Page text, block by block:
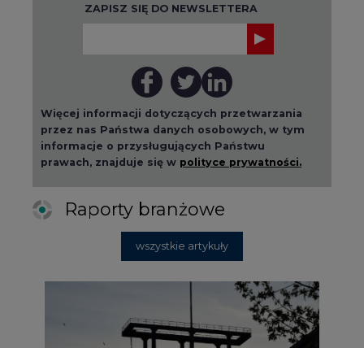
ZAPISZ SIĘ DO NEWSLETTERA
Więcej informacji dotyczących przetwarzania
przez nas Państwa danych osobowych, w tym
informacje o przysługujących Państwu
prawach, znajduje się w polityce prywatności.
Raporty branżowe
wszystkie artykuły